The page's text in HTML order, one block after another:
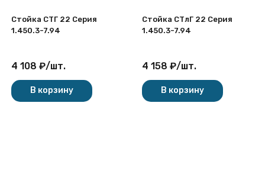
Стойка СТГ 22 Серия
1.450.3-7.94
4 108 ₽/шт.
В корзину
Стойка СТлГ 22 Серия
1.450.3-7.94
4 158 ₽/шт.
В корзину